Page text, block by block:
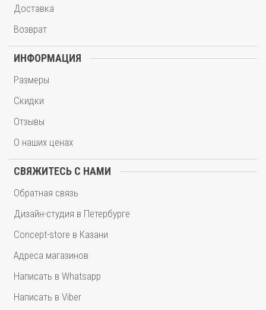
Доставка
Возврат
ИНФОРМАЦИЯ
Размеры
Скидки
Отзывы
О наших ценах
СВЯЖИТЕСЬ С НАМИ
Обратная связь
Дизайн-студия в Петербурге
Concept-store в Казани
Адреса магазинов
Написать в Whatsapp
Написать в Viber